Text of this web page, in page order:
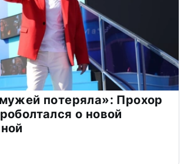
потеряла»: Прохор
о новой